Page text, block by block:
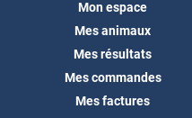
Mon espace
Mes animaux
Mes résultats
Mes commandes
Mes factures